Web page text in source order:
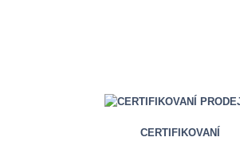
CERTIFIKOVANÍ